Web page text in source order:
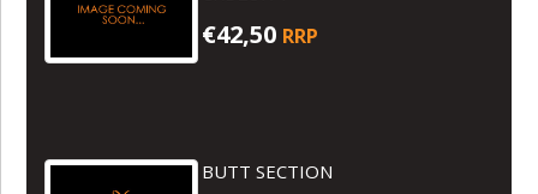
€42,50 RRP
BUTT SECTION